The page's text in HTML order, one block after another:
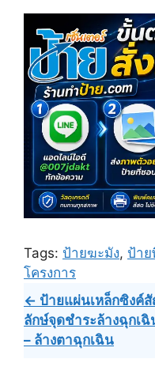
Tags: ป้ายฆะมัง, ป้าย
โครงการ
Post
← ป้ายแผ่นเหล็กซิงค์
ลักษ์จุดชำระล้างฉุกเฉิ
– ล้างตาฉุกเฉิน